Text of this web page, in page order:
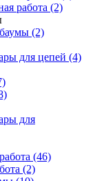
работа (2)
(2)
для цепей (4)
для
(46)
(2)